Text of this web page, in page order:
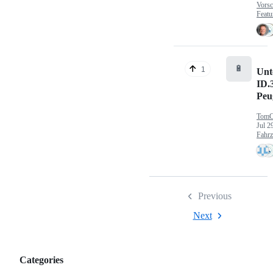
Categories,
Categories
1 🔋
Jul
Previous
Next